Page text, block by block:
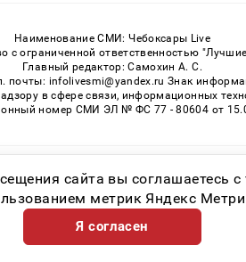
Наименование СМИ: Чебоксары Live
с ограниченной ответственностью
Главный редактор: Самохин А. С.
почты: infolivesmi@yandex.ru Знак
в сфере связи, информационных
номер СМИ ЭЛ № ФС 77 - 80604 от
Возрастная категория сайта 16+
сайта вы соглашаетесь
метрик Яндекс
Я согласен